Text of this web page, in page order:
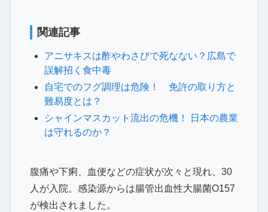
関連記事
アニサキスは酢やわさびで死なない？広島で
誤解招く食中毒
自宅でのフグ調理は危険！ 免許の取り方と
難易度とは？
シャインマスカット流出の危機！ 日本の農業
は守れるのか？
腹痛や下痢、血便などの症状が次々と現れ、30
人が入院。感染源からは腸管出血性大腸菌O157
が検出されました。